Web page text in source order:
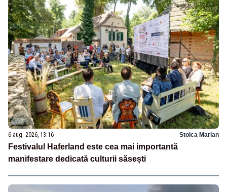
6 aug. 2026, 13:16 Stoica Marian
Festivalul Haferland este cea mai importantă
manifestare dedicată culturii săsești